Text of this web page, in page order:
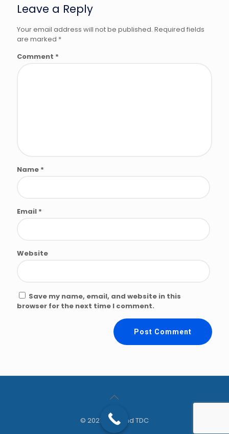
Leave a Reply
Your email address will not be published. Required fields
are marked *
Comment *
Name *
Email *
Website
Save my name, email, and website in this
browser for the next time I comment.
© 2021 Diamond TDC